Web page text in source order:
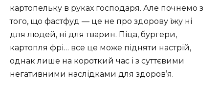
картопельку в руках господаря. Але почнемо з
того, що фастфуд — це не про здорову їжу ні
для людей, ні для тварин. Піца, бургери,
картопля фрі… все це може підняти настрій,
однак лише на короткий час і з суттєвими
негативними наслідками для здоров’я.